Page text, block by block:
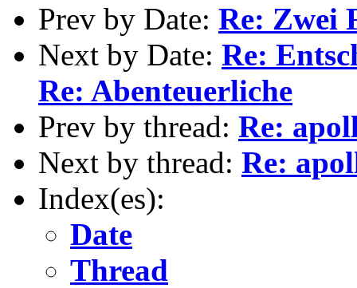
Prev by Date: Re: Zwei
Next by Date: Re:
Re: Abenteuerliche
Prev by thread: Re:
Next by thread: Re:
Index(es):
Date
Thread